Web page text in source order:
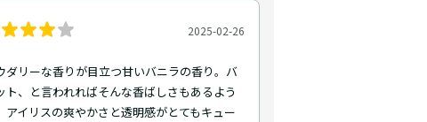
2025-02-26
ダリーな香りが目立つ甘いバニラの香り。バ
ト、と言われればそんな香ばしさもあるよう
アイリスの爽やかさと透明感がとてもキュー